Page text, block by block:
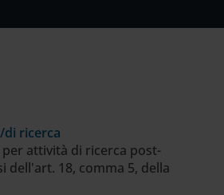
ricerca
attività di ricerca post-
dell'art. 18, comma 5, della